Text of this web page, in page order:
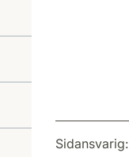
Sidansvarig: